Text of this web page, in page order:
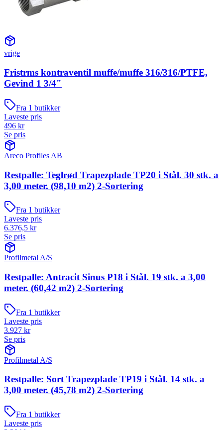
vrige
Fristrms kontraventil muffe/muffe 316/316/PTFE,
Gevind 1 3/4"
Fra 1 butikker
Laveste pris
496 kr
Se pris
Areco Profiles AB
Restpalle: Teglrød Trapezplade TP20 i Stål. 30 stk. a
3,00 meter. (98,10 m2) 2-Sortering
Fra 1 butikker
Laveste pris
6.376,5 kr
Se pris
Profilmetal A/S
Restpalle: Antracit Sinus P18 i Stål. 19 stk. a 3,00
meter. (60,42 m2) 2-Sortering
Fra 1 butikker
Laveste pris
3.927 kr
Se pris
Profilmetal A/S
Restpalle: Sort Trapezplade TP19 i Stål. 14 stk. a
3,00 meter. (45,78 m2) 2-Sortering
Fra 1 butikker
Laveste pris